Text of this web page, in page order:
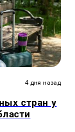
4 дня назад
стран у